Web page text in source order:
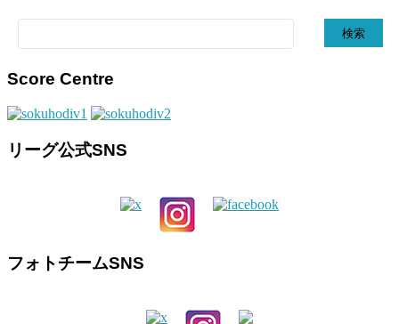
索:
Score Centre
リーグ公式SNS
フォトチームSNS